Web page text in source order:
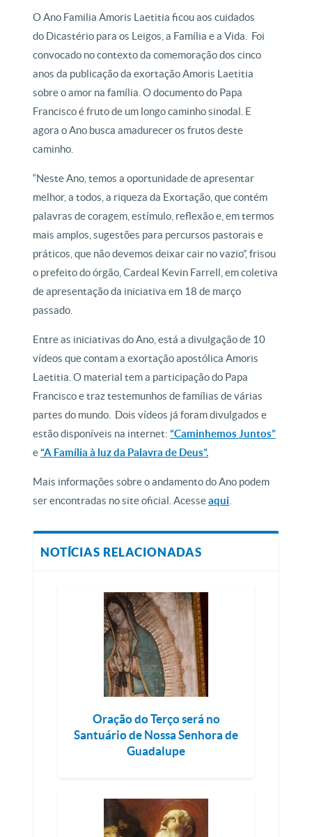
O Ano Familia Amoris Laetitia ficou aos cuidados
do Dicastério para os Leigos, a Família e a Vida. Foi
convocado no contexto da comemoração dos cinco
anos da publicação da exortação Amoris Laetitia
sobre o amor na família. O documento do Papa
Francisco é fruto de um longo caminho sinodal. E
agora o Ano busca amadurecer os frutos deste
caminho.
“Neste Ano, temos a oportunidade de apresentar
melhor, a todos, a riqueza da Exortação, que contém
palavras de coragem, estímulo, reflexão e, em termos
mais amplos, sugestões para percursos pastorais e
práticos, que não devemos deixar cair no vazio”, frisou
o prefeito do órgão, Cardeal Kevin Farrell, em coletiva
de apresentação da iniciativa em 18 de março
passado.
Entre as iniciativas do Ano, está a divulgação de 10
vídeos que contam a exortação apostólica Amoris
Laetitia. O material tem a participação do Papa
Francisco e traz testemunhos de famílias de várias
partes do mundo. Dois vídeos já foram divulgados e
estão disponíveis na internet:“Caminhemos Juntos”
e“A Família à luz da Palavra de Deus”.
Mais informações sobre o andamento do Ano podem
ser encontradas no site oficial. Acesseaqui
NOTÍCIAS RELACIONADAS
Oração do Terço será no
Santuário de Nossa Senhora de
Guadalupe